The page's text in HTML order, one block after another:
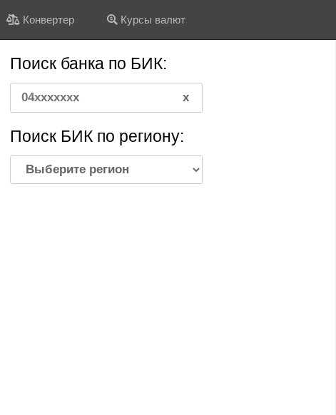
Конвертер Курсы валют
Поиск банка по БИК:
Поиск БИК по региону: